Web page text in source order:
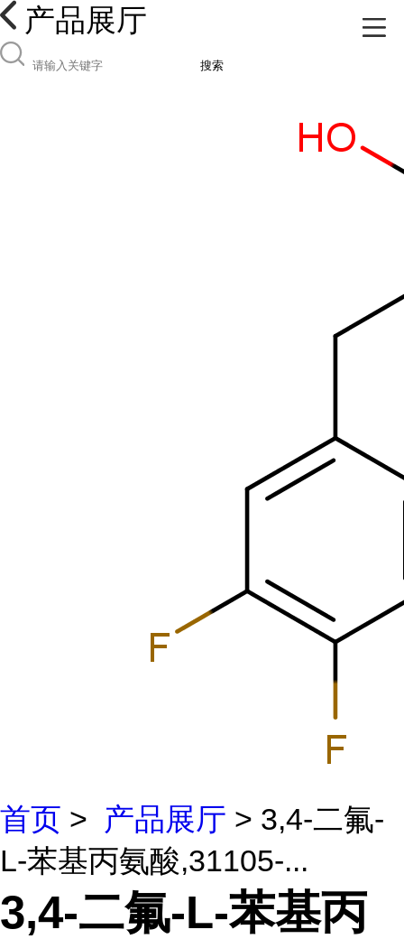
产品展厅
搜索
首页 > 产品展厅 > 3,4-二氟-
L-苯基丙氨酸,31105-...
3,4-二氟-L-苯基丙